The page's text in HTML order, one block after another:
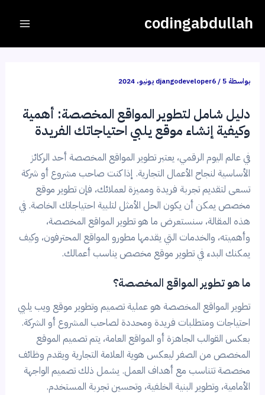
codingabdullah
بواسطة djangodeveloper6/5 يونيو، 2024
دليل شامل لتطوير المواقع المخصصة: أهمية
وكيفية إنشاء موقع يلبي احتياجاتك الفريدة
في عالم اليوم الرقمي، يعتبر تطوير المواقع المخصصة أحد الركائز
الأساسية لنجاح الأعمال التجارية. إذا كنت صاحب مشروع أو شركة
تسعى لتقديم تجربة فريدة ومميزة لعملائك، فإن تطوير موقع
مخصص يمكن أن يكون الحل الأمثل لتلبية احتياجاتك الخاصة. في
هذه المقالة، سنستعرض ما هو تطوير المواقع المخصصة،
وأهميته، والخدمات التي يقدمها مطورو المواقع المحترفون، وكيف
يمكنك البدء في تطوير موقع مخصص يناسب أعمالك.
ما هو تطوير المواقع المخصصة؟
تطوير المواقع المخصصة هو عملية تصميم وتطوير موقع ويب يلبي
احتياجات ومتطلبات فريدة ومحددة لصاحب المشروع أو الشركة.
بعكس القوالب الجاهزة أو المواقع العامة، يتم تصميم الموقع
المخصص من الصفر ليعكس هوية العلامة التجارية ويقدم وظائف
مخصصة تتناسب مع أهداف العمل. يشمل ذلك تصميم الواجهة
الأمامية، وتطوير البنية الخلفية، وتحسين تجربة المستخدم.
navigation